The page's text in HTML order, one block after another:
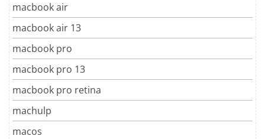
macbook air
macbook air 13
macbook pro
macbook pro 13
macbook pro retina
machulp
macos